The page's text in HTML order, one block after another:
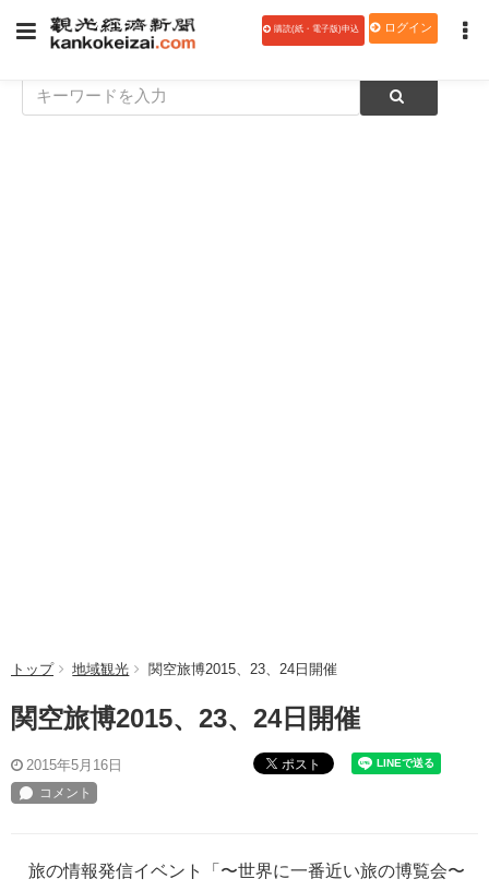
購読(紙・電子版)申込 ログイン
トップ 地域観光 関空旅博2015、23、24日開催
関空旅博2015、23、24日開催
2015年5月16日 ポスト
旅の情報発信イベント「〜世界に一番近い旅の博覧会〜